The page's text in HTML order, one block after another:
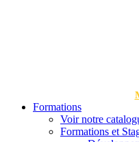
Formations
Voir notre
Formations et